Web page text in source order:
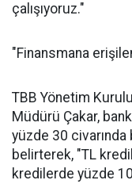
çalışıyoruz."
"Finansmana
TBB Yönetim
Müdürü Çakar,
yüzde 30
belirterek, "TL
kredilerde yüzde